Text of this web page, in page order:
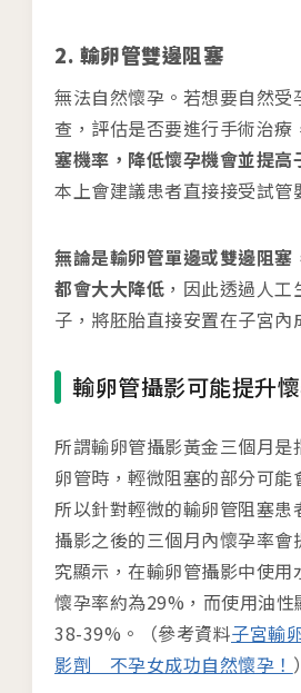
2. 輸卵管雙邊阻塞
無法自然懷孕。若想要自然受
查，評估是否要進行手術治療
塞機率，降低懷孕機會並提高
本上會建議患者直接接受試管
無論是輸卵管單邊或雙邊阻塞
都會大大降低 ，因此透過人
子，將胚胎直接安置在子宮內
輸卵管攝影可能提升
所謂輸卵管攝影黃金三個月是
卵管時，輕微阻塞的部分可能
所以針對輕微的輸卵管阻塞患
攝影之後的三個月內懷孕率會
究顯示，在輸卵管攝影中使用
懷孕率約為29%，而使用油性
38-39%。（參考資料子宮輸
影劑 不孕女成功自然懷孕！ ）